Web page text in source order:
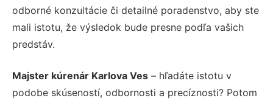
odborné konzultácie či detailné poradenstvo, aby ste
mali istotu, že výsledok bude presne podľa vašich
predstáv.
Majster kúrenár Karlova Ves – hľadáte istotu v
podobe skúseností, odbornosti a precíznosti? Potom